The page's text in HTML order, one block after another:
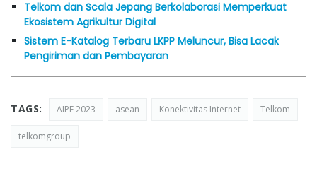
Telkom dan Scala Jepang Berkolaborasi Memperkuat
Ekosistem Agrikultur Digital
Sistem E-Katalog Terbaru LKPP Meluncur, Bisa Lacak
Pengiriman dan Pembayaran
TAGS: AIPF 2023 asean Konektivitas Internet Telkom
telkomgroup